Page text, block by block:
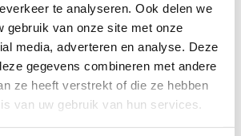
te analyseren. Ook delen we
gebruik van onze site met onze
media, adverteren en analyse. Deze
gegevens combineren met andere
ze heeft verstrekt of die ze hebben
van uw gebruik van hun services.